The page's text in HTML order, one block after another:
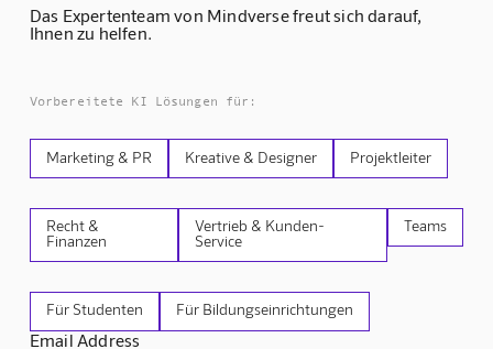
Das Expertenteam von Mindverse freut sich darauf,
Ihnen zu helfen.
Vorbereitete KI Lösungen für:
Marketing & PR Kreative & Designer Projektleiter
Recht &
Finanzen
Vertrieb & Kunden-
Service
Teams
Für Studenten Für Bildungseinrichtungen
Email Address